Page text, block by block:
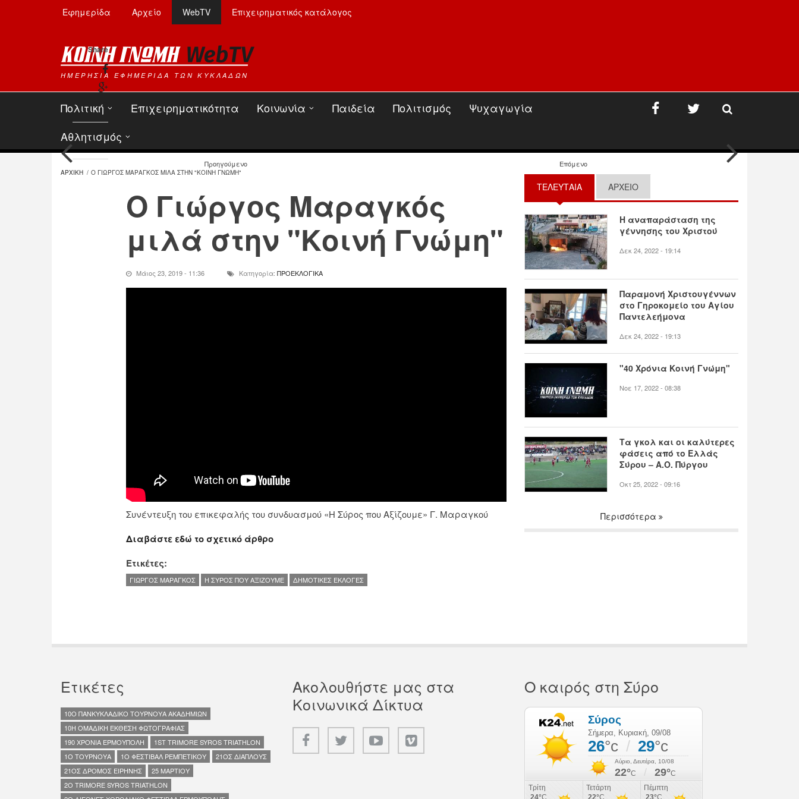
Παράκαμψη προς το κυρίως περιεχόμενο
Εφημερίδα Αρχείο WebTV Επιχειρηματικός κατάλογος
ΗΜΕΡΗΣΙΑ ΕΦΗΜΕΡΙΔΑ ΤΩΝ ΚΥΚΛΑΔΩΝ
Πολιτική Επιχειρηματικότητα Κοινωνία Παιδεία Πολιτισμός
Ψυχαγωγία
Αθλητισμός
Προηγούμενο Επόμενο
ΑΡΧΙΚΗ / Ο ΓΙΩΡΓΟΣ ΜΑΡΑΓΚΟΣ ΜΙΛΑ ΣΤΗΝ "ΚΟΙΝΗ ΓΝΩΜΗ"
Share
Ο Γιώργος Μαραγκός
μιλά στην "Κοινή Γνώμη"
Μάιος 23, 2019 - 11:36 Κατηγορία: ΠΡΟΕΚΛΟΓΙΚΑ
Συνέντευξη του επικεφαλής του συνδυασμού «Η Σύρος που Αξίζουμε» Γ. Μαραγκού
Διαβάστε εδώ το σχετικό άρθρο
Ετικέτες:
ΓΙΩΡΓΟΣ ΜΑΡΑΓΚΟΣ Η ΣΥΡΟΣ ΠΟΥ ΑΞΙΖΟΥΜΕ ΔΗΜΟΤΙΚΕΣ ΕΚΛΟΓΕΣ
ΤΕΛΕΥΤΑΙΑ (ΕΝΕΡΓΗ ΚΑΡΤΕΛΑ)
ΑΡΧΕΙΟ
Η αναπαράσταση της
γέννησης του Χριστού
Δεκ 24, 2022 - 19:14
Παραμονή Χριστουγέννων
στο Γηροκομείο του Αγίου
Παντελεήμονα
Δεκ 24, 2022 - 19:13
"40 Χρόνια Κοινή Γνώμη"
Νοε 17, 2022 - 08:38
Τα γκολ και οι καλύτερες
φάσεις από το Ελλάς
Σύρου – Α.Ο. Πύργου
Οκτ 25, 2022 - 09:16
Περισσότερα
Ετικέτες
10O ΠΑΝΚΥΚΛΑΔΙΚΟ ΤΟΥΡΝΟΥΑ ΑΚΑΔΗΜΙΩΝ
10Η ΟΜΑΔΙΚΗ ΕΚΘΕΣΗ ΦΩΤΟΓΡΑΦΙΑΣ
190 ΧΡΟΝΙΑ ΕΡΜΟΥΠΟΛΗ
1ST TRIMORE SYROS TRIATHLON
1Ο ΤΟΥΡΝΟΥΑ
1Ο ΦΕΣΤΙΒΑΛ ΡΕΜΠΕΤΙΚΟΥ
21ΟΣ ΔΙΑΠΛΟΥΣ
21ΟΣ ΔΡΟΜΟΣ ΕΙΡΗΝΗΣ
25 ΜΑΡΤΙΟΥ
2Ο TRIMORE SYROS TRIATHLON
Ακολουθήστε μας στα
Κοινωνικά Δίκτυα
Ο καιρός στη Σύρο